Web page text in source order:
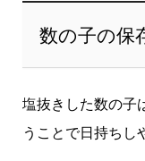
数の子の保
塩抜きした数の子
うことで日持ちし